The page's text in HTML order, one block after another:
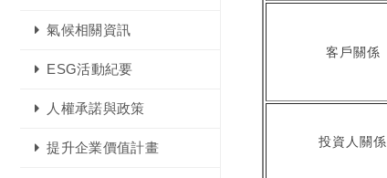
氣候相關資訊
ESG活動紀要
人權承諾與政策
提升企業價值計畫
客戶關係
投資人關係